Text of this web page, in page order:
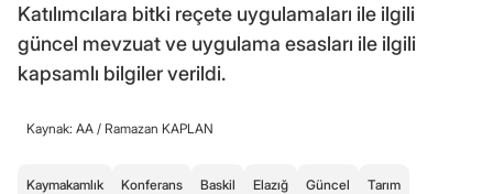
Katılımcılara bitki reçete uygulamaları ile ilgili
güncel mevzuat ve uygulama esasları ile ilgili
kapsamlı bilgiler verildi.
Kaynak: AA / Ramazan KAPLAN
Kaymakamlık Konferans Baskil Elazığ Güncel Tarım